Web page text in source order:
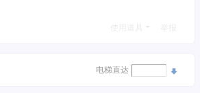
电梯直达